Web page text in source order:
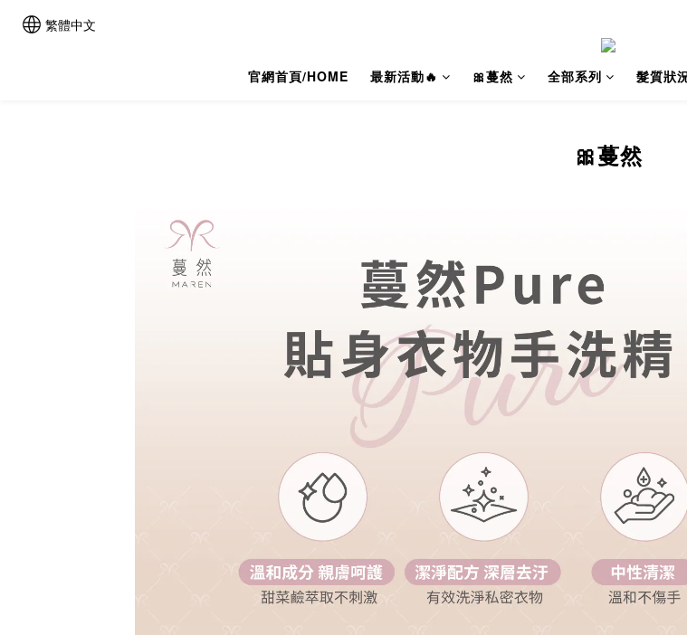
繁體中文
官網首頁/HOME 最新活動🔥 🎀蔓然 全部系列 髮質狀
🎀蔓然